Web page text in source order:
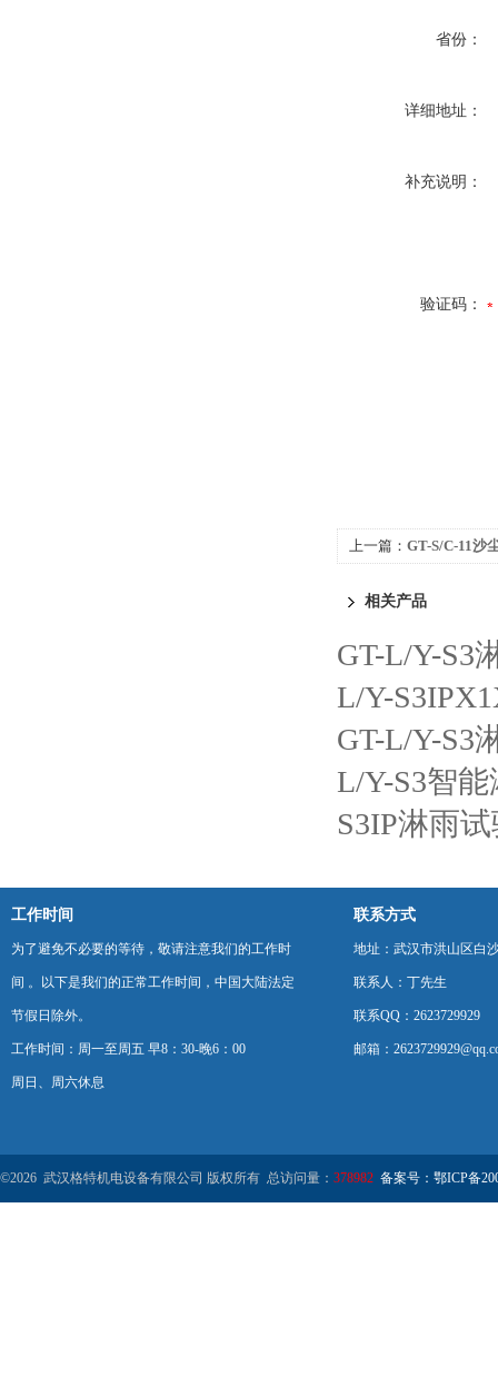
省份：
详细地址：
补充说明：
验证码：
上一篇： GT-S/C-11沙
相关产品
GT-L/Y-S3
L/Y-
GT-L/Y-S3
L/Y-S3智
S3IP淋雨
工作时间
为了避免不必要的等待，敬请注意我们的工作时
间 。以下是我们的正常工作时间，中国大陆法定
节假日除外。
工作时间：周一至周五 早8：30-晚6：00
周日、周六休息
联系方式
地址：武汉市洪山区白
联系人：丁先生
联系QQ：2623729929
邮箱：
©2026 武汉格特机电设备有限公司 版权所有 总访问量： 378982 备案号：鄂ICP备